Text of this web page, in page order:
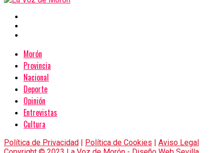
Morón
Provincia
Nacional
Deporte
Opinión
Entrevistas
Cultura
Política de Privacidad | Política de Cookies | Aviso Legal